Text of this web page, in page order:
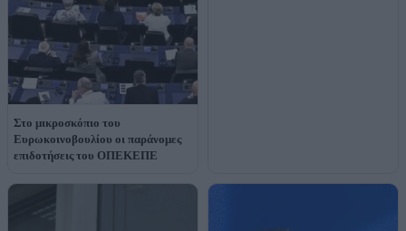
Στο μικροσκόπιο του
Ευρωκοινοβουλίου οι παράνομες
επιδοτήσεις του ΟΠΕΚΕΠΕ